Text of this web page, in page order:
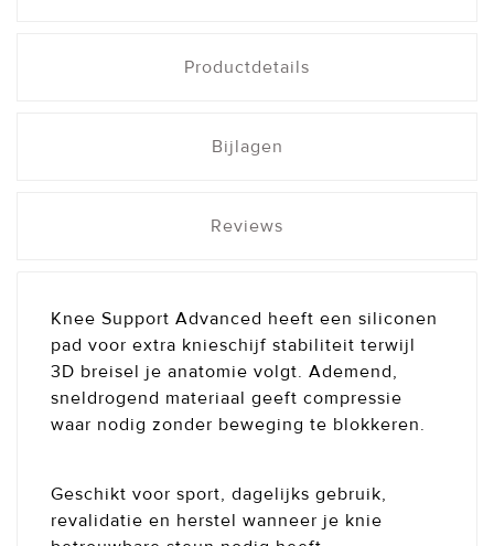
Productdetails
Bijlagen
Reviews
Knee Support Advanced heeft een siliconen
pad voor extra knieschijf stabiliteit terwijl
3D breisel je anatomie volgt. Ademend,
sneldrogend materiaal geeft compressie
waar nodig zonder beweging te blokkeren.
Geschikt voor sport, dagelijks gebruik,
revalidatie en herstel wanneer je knie